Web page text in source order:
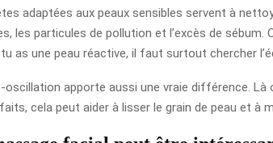
adaptées aux peaux sensibles servent à
les particules de pollution et l’excès de
as une peau réactive, il faut surtout chercher
apporte aussi une vraie différence.
cela peut aider à lisser le grain de peau et à